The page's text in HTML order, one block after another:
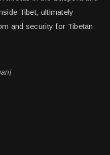
Tibet, ultimately
and security for Tibetan